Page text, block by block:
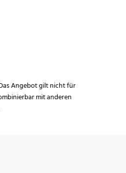
Angebot gilt nicht für
mit anderen